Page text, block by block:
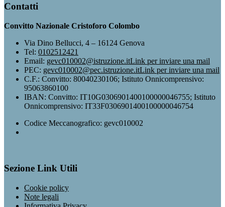
Contatti
Convitto Nazionale Cristoforo Colombo
Via Dino Bellucci, 4 – 16124 Genova
Tel: 0102512421
Email: gevc010002@istruzione.itLink per inviare una mail
PEC: gevc010002@pec.istruzione.itLink per inviare una mail
C.F.: Convitto: 80040230106; Istituto Onnicomprensivo:
95063860100
IBAN: Convitto: IT10G0306901400100000046755; Istituto
Onnicomprensivo: IT33F0306901400100000046754
Codice Meccanografico: gevc010002
Sezione Link Utili
Cookie policy
Note legali